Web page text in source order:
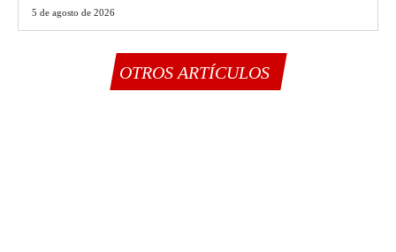
5 de agosto de 2026
OTROS ARTÍCULOS